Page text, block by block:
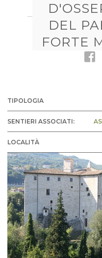
DEL
FORTE
TIPOLOGIA
SENTIERI ASSOCIATI:
LOCALITÀ